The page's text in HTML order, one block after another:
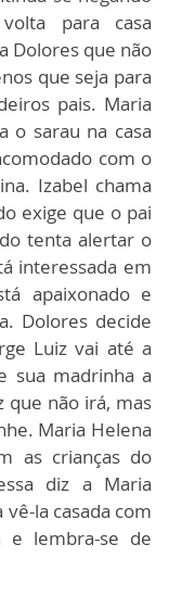
para casa
Dolores que não
que seja para
pais. Maria
o sarau na casa
com o
Izabel chama
exige que o pai
tenta alertar o
interessada em
apaixonado e
Dolores decide
Luiz vai até a
sua madrinha a
que não irá, mas
Maria Helena
as crianças do
diz a Maria
la casada com
e lembra-se de